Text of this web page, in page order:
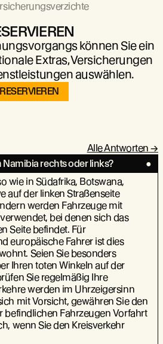
können Sie ein
Extras, Versicherungen
auswählen.
RESERVIEREN
Alle Antworten
Namibia rechts oder links?
wie in Südafrika, Botswana,
auf der linken Straßenseite
werden Fahrzeuge mit
bei denen sich das
Seite befindet. Für
europäische Fahrer ist dies
Seien Sie besonders
Ihren toten Winkeln auf der
Sie regelmäßig Ihre
werden im Uhrzeigersinn
mit Vorsicht, gewähren Sie den
befindlichen Fahrzeugen Vorfahrt
wenn Sie den Kreisverkehr